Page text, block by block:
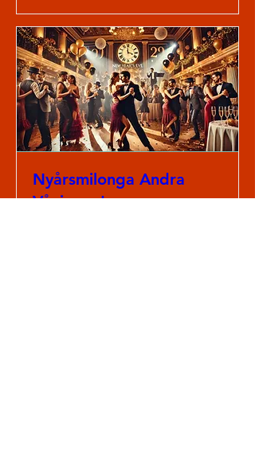
Nyårsmilonga Andra
Våningen!